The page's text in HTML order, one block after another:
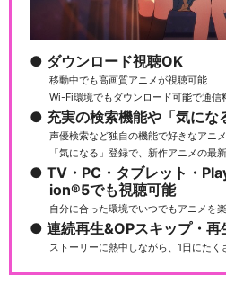
ダウンロード視聴OK
移動中でも高画質アニメが視聴可能
Wi-Fi環境でもダウンロード可能で通信
充実の検索機能や「気にな
声優検索など独自の機能で好きなアニ
「気になる」登録で、新作アニメの最
TV・PC・タブレット・
ion®5でも視聴可能
自分に合った環境でいつでもアニメを
連続再生&OPスキップ・再
ストーリーに熱中しながら、1日にたく